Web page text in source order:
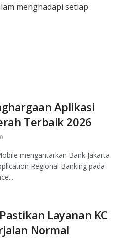
menghadapi setiap
Aplikasi
Terbaik 2026
0
mengantarkan Bank Jakarta
Regional Banking pada
Layanan KC
Normal